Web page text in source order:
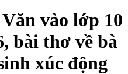
vào lớp 10
bài thơ về bà
xúc động